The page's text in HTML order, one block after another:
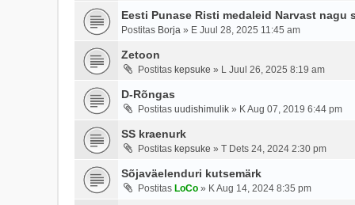
Eesti Punase Risti medaleid Narvast nagu
Postitas Borja » E Juul 28, 2025 11:45 am
Zetoon
Postitas kepsuke » L Juul 26, 2025 8:19 am
D-Rõngas
Postitas uudishimulik » K Aug 07, 2019 6:44 pm
SS kraenurk
Postitas kepsuke » T Dets 24, 2024 2:30 pm
Sõjaväelenduri kutsemärk
Postitas LoCo » K Aug 14, 2024 8:35 pm